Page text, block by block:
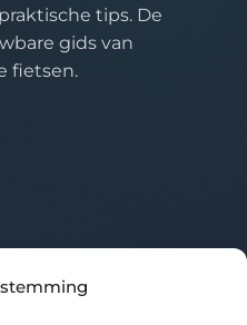
tips. De
gids van
fietsen.